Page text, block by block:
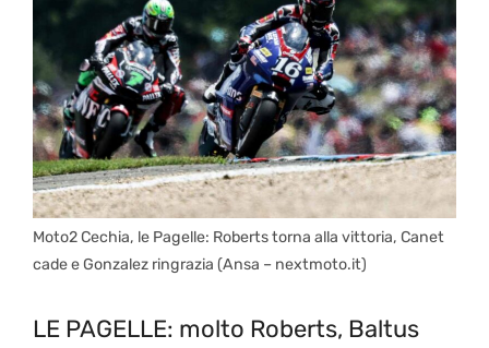
Moto2 Cechia, le Pagelle: Roberts torna alla vittoria, Canet
cade e Gonzalez ringrazia (Ansa – nextmoto.it)
LE PAGELLE: molto Roberts, Baltus